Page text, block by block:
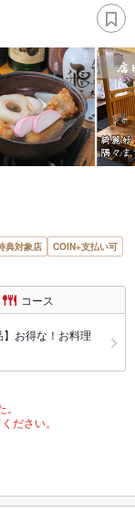
典対象店
COIN+支払い可
コース
お得な！お料理
ださい。